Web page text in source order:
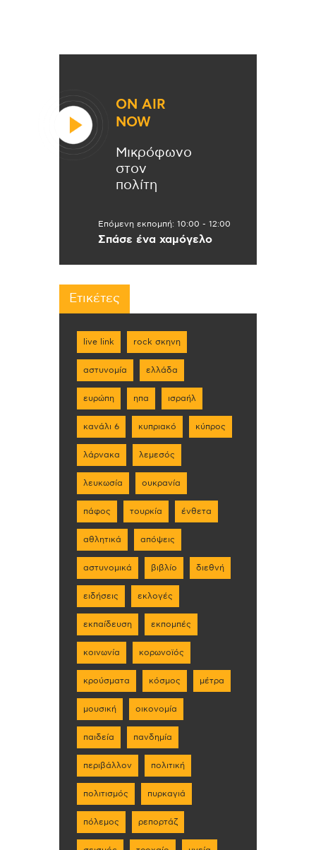
ON AIR
NOW
Μικρόφωνο
στον
πολίτη
Επόμενη εκπομπή: 10:00 - 12:00
Σπάσε ένα χαμόγελο
Ετικέτες
live link rock σκηνη
αστυνομία ελλάδα
ευρώπη ηπα ισραήλ
κανάλι 6 κυπριακό κύπρος
λάρνακα λεμεσός
λευκωσία ουκρανία
πάφος τουρκία ένθετα
αθλητικά απόψεις
αστυνομικά βιβλίο διεθνή
ειδήσεις εκλογές
εκπαίδευση εκπομπές
κοινωνία κορωνοϊός
κρούσματα κόσμος μέτρα
μουσική οικονομία
παιδεία πανδημία
περιβάλλον πολιτική
πολιτισμός πυρκαγιά
πόλεμος ρεπορτάζ